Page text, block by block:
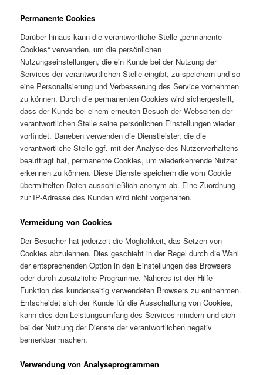
Permanente Cookies
Darüber hinaus kann die verantwortliche Stelle „permanente
Cookies“ verwenden, um die persönlichen
Nutzungseinstellungen, die ein Kunde bei der Nutzung der
Services der verantwortlichen Stelle eingibt, zu speichern und so
eine Personalisierung und Verbesserung des Service vornehmen
zu können. Durch die permanenten Cookies wird sichergestellt,
dass der Kunde bei einem erneuten Besuch der Webseiten der
verantwortlichen Stelle seine persönlichen Einstellungen wieder
vorfindet. Daneben verwenden die Dienstleister, die die
verantwortliche Stelle ggf. mit der Analyse des Nutzerverhaltens
beauftragt hat, permanente Cookies, um wiederkehrende Nutzer
erkennen zu können. Diese Dienste speichern die vom Cookie
übermittelten Daten ausschließlich anonym ab. Eine Zuordnung
zur IP-Adresse des Kunden wird nicht vorgehalten.
Vermeidung von Cookies
Der Besucher hat jederzeit die Möglichkeit, das Setzen von
Cookies abzulehnen. Dies geschieht in der Regel durch die Wahl
der entsprechenden Option in den Einstellungen des Browsers
oder durch zusätzliche Programme. Näheres ist der Hilfe-
Funktion des kundenseitig verwendeten Browsers zu entnehmen.
Entscheidet sich der Kunde für die Ausschaltung von Cookies,
kann dies den Leistungsumfang des Services mindern und sich
bei der Nutzung der Dienste der verantwortlichen negativ
bemerkbar machen.
Verwendung von Analyseprogrammen